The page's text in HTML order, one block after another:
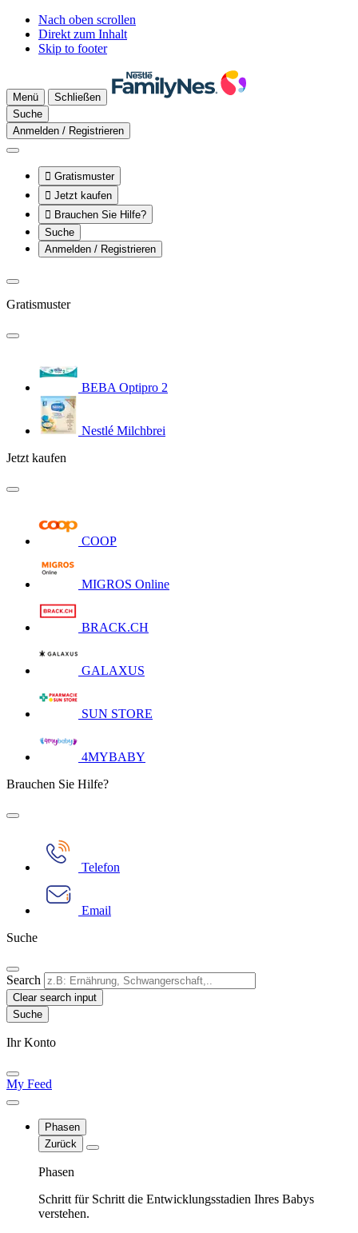
Nach oben scrollen
Direkt zum Inhalt
Skip to footer
Menü
Schließen
Suche
Anmelden / Registrieren
 Gratismuster
 Jetzt kaufen
 Brauchen Sie Hilfe?
Suche
Anmelden / Registrieren
Gratismuster
BEBA Optipro 2
Nestlé Milchbrei
Jetzt kaufen
COOP
MIGROS Online
BRACK.CH
GALAXUS
SUN STORE
4MYBABY
Brauchen Sie Hilfe?
Telefon
Email
Suche
Search
Clear search input
Ihr Konto​
My Feed
Phasen
Zurück
Phasen
Schritt für Schritt die Entwicklungsstadien Ihres Babys
verstehen.